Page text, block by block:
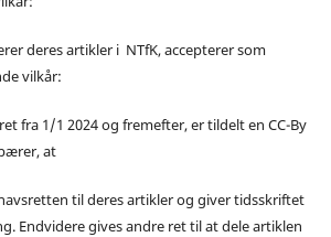
deres artikler i NTfK, accepterer som
vilkår:
fra 1/1 2024 og fremefter, er tildelt en CC-By
at
til deres artikler og giver tidsskriftet
Endvidere gives andre ret til at dele artiklen